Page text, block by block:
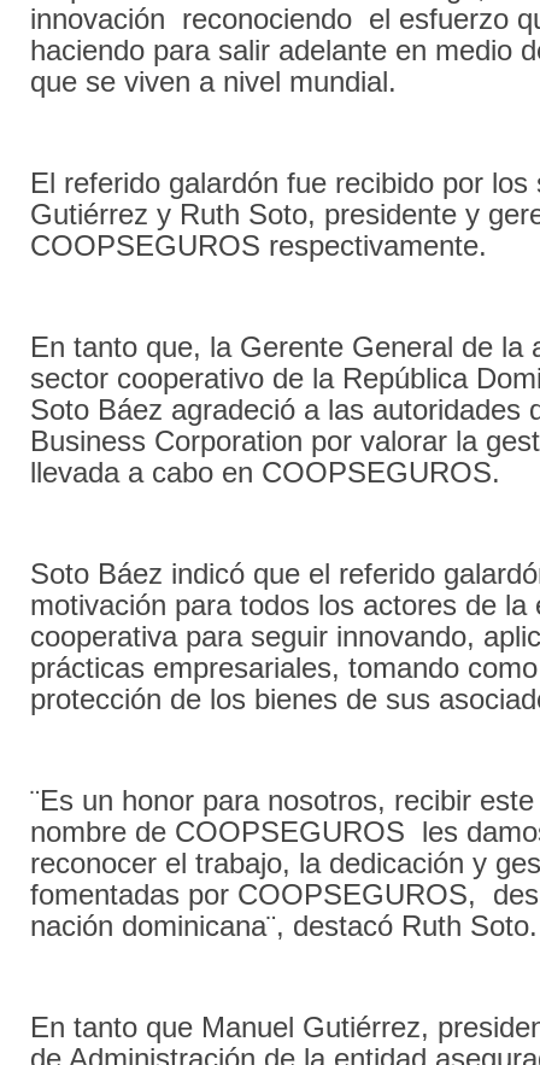
innovación reconociendo el esfuerzo
haciendo para salir adelante en medio
que se viven a nivel mundial.
El referido galardón fue recibido por los
Gutiérrez y Ruth Soto, presidente y
COOPSEGUROS respectivamente.
En tanto que, la Gerente General de la
sector cooperativo de la República
Soto Báez agradeció a las autoridades
Business Corporation por valorar la
llevada a cabo en COOPSEGUROS.
Soto Báez indicó que el referido
motivación para todos los actores de la
cooperativa para seguir innovando,
prácticas empresariales, tomando
protección de los bienes de sus
¨Es un honor para nosotros, recibir
nombre de COOPSEGUROS les
reconocer el trabajo, la dedicación y
fomentadas por COOPSEGUROS,
nación dominicana¨, destacó Ruth Soto.
En tanto que Manuel Gutiérrez,
de Administración de la entidad